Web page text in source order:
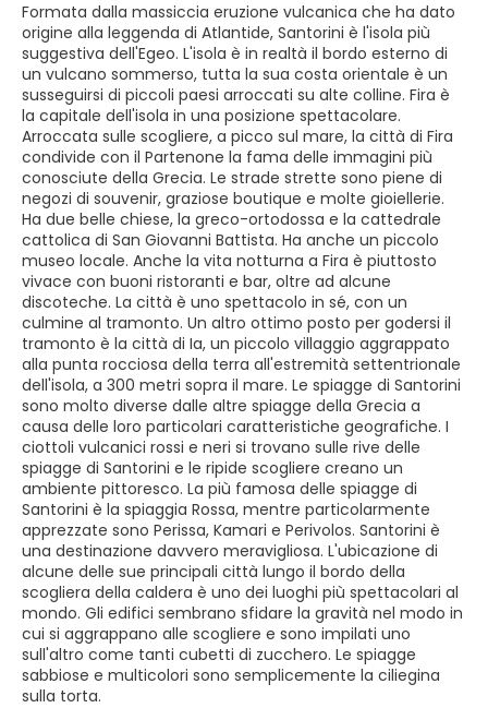
Formata dalla massiccia eruzione vulcanica che ha dato
origine alla leggenda di Atlantide, Santorini è l'isola più
suggestiva dell'Egeo. L'isola è in realtà il bordo esterno di
un vulcano sommerso, tutta la sua costa orientale è un
susseguirsi di piccoli paesi arroccati su alte colline. Fira è
la capitale dell'isola in una posizione spettacolare.
Arroccata sulle scogliere, a picco sul mare, la città di Fira
condivide con il Partenone la fama delle immagini più
conosciute della Grecia. Le strade strette sono piene di
negozi di souvenir, graziose boutique e molte gioiellerie.
Ha due belle chiese, la greco-ortodossa e la cattedrale
cattolica di San Giovanni Battista. Ha anche un piccolo
museo locale. Anche la vita notturna a Fira è piuttosto
vivace con buoni ristoranti e bar, oltre ad alcune
discoteche. La città è uno spettacolo in sé, con un
culmine al tramonto. Un altro ottimo posto per godersi il
tramonto è la città di Ia, un piccolo villaggio aggrappato
alla punta rocciosa della terra all'estremità settentrionale
dell'isola, a 300 metri sopra il mare. Le spiagge di Santorini
sono molto diverse dalle altre spiagge della Grecia a
causa delle loro particolari caratteristiche geografiche. I
ciottoli vulcanici rossi e neri si trovano sulle rive delle
spiagge di Santorini e le ripide scogliere creano un
ambiente pittoresco. La più famosa delle spiagge di
Santorini è la spiaggia Rossa, mentre particolarmente
apprezzate sono Perissa, Kamari e Perivolos. Santorini è
una destinazione davvero meravigliosa. L'ubicazione di
alcune delle sue principali città lungo il bordo della
scogliera della caldera è uno dei luoghi più spettacolari al
mondo. Gli edifici sembrano sfidare la gravità nel modo in
cui si aggrappano alle scogliere e sono impilati uno
sull'altro come tanti cubetti di zucchero. Le spiagge
sabbiose e multicolori sono semplicemente la ciliegina
sulla torta.